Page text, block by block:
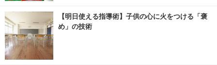
【明日使える指導術】子供の心に火をつける「褒
め」の技術